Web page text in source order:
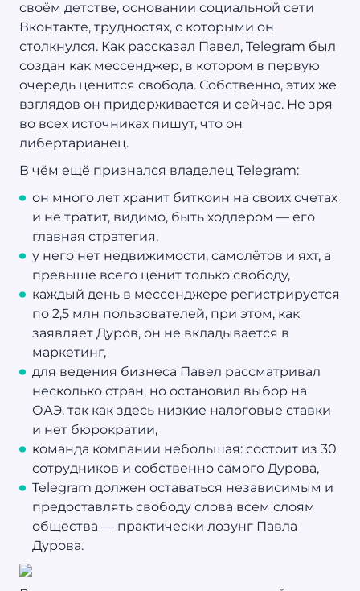
своём детстве, основании социальной сети
Вконтакте, трудностях, с которыми он
столкнулся. Как рассказал Павел, Telegram был
создан как мессенджер, в котором в первую
очередь ценится свобода. Собственно, этих же
взглядов он придерживается и сейчас. Не зря
во всех источниках пишут, что он
либертарианец.
В чём ещё признался владелец Telegram:
он много лет хранит биткоин на своих счетах
и не тратит, видимо, быть ходлером — его
главная стратегия,
у него нет недвижимости, самолётов и яхт, а
превыше всего ценит только свободу,
каждый день в мессенджере регистрируется
по 2,5 млн пользователей, при этом, как
заявляет Дуров, он не вкладывается в
маркетинг,
для ведения бизнеса Павел рассматривал
несколько стран, но остановил выбор на
ОАЭ, так как здесь низкие налоговые ставки
и нет бюрократии,
команда компании небольшая: состоит из 30
сотрудников и собственно самого Дурова,
Telegram должен оставаться независимым и
предоставлять свободу слова всем слоям
общества — практически лозунг Павла
Дурова.